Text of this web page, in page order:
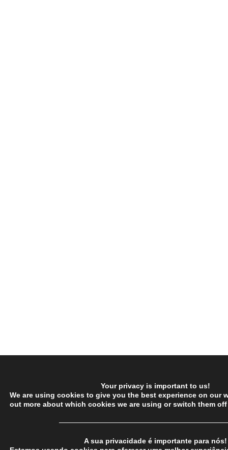
Your privacy is important to us!
We are using cookies to give you the best experience on our
out more about which cookies we are using or switch them
A sua privacidade é importante para nós!